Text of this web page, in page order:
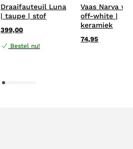
Draaifauteuil Luna
| taupe | stof
399,00
Bestel nu!
Vaas Narva
off-white |
keramiek
74,95
1